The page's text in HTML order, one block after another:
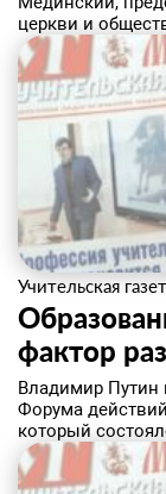
церкви и
Учительская
фактор
​Владимир Путин
Форума
который